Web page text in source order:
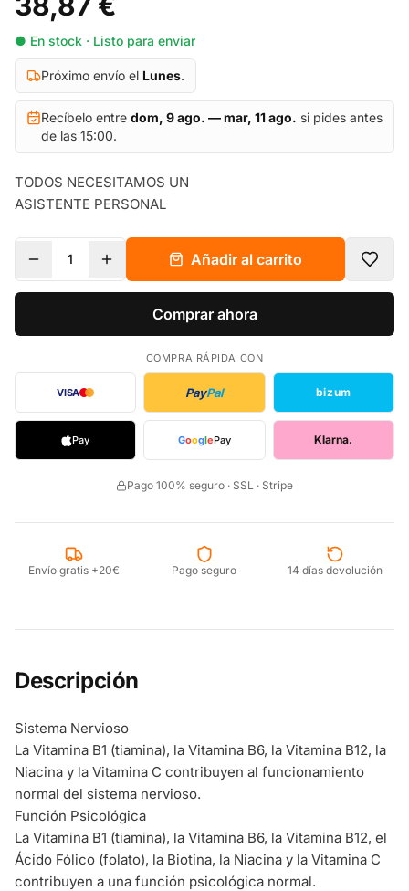
● En stock · Listo para enviar
Próximo envío el Lunes.
Recíbelo entre dom, 9 ago. — mar, 11 ago. si pides antes
de las 15:00.
TODOS NECESITAMOS UN
ASISTENTE PERSONAL
1 Añadir al carrito
Comprar ahora
COMPRA RÁPIDA CON
VISA PayPal bizum
Pay GooglePay Klarna.
Pago 100% seguro · SSL · Stripe
Envío gratis +20€ Pago seguro 14 días devolución
Descripción
Sistema Nervioso
La Vitamina B1 (tiamina), la Vitamina B6, la Vitamina B12, la
Niacina y la Vitamina C contribuyen al funcionamiento
normal del sistema nervioso.
Función Psicológica
La Vitamina B1 (tiamina), la Vitamina B6, la Vitamina B12, el
Ácido Fólico (folato), la Biotina, la Niacina y la Vitamina C
contribuyen a una función psicológica normal.